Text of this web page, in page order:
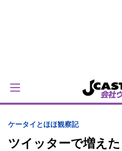
ケータイとほほ観察記
ツイッターで増え